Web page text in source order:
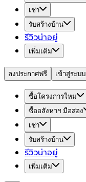
เช่า
รับสร้างบ้าน
รีวิวน่าอยู่
เพิ่มเติม
ลงประกาศฟรี เข้าสู่ระบบ
ซื้อโครงการใหม่
ซื้ออสังหาฯ มือสอง
เช่า
รับสร้างบ้าน
รีวิวน่าอยู่
เพิ่มเติม